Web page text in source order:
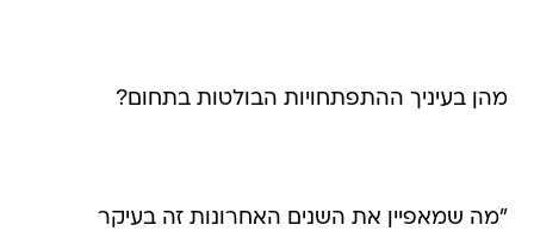
מהן בעיניך ההתפתחויות הבולטות בתחום?
"מה שמאפיין את השנים האחרונות זה בעיקר